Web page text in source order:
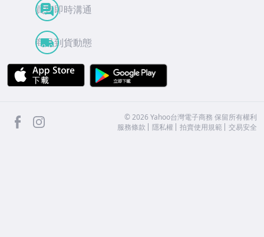
買賣即時溝通
商品到貨動態
APP Store
facebook ©2026 Yahoo台灣電子商務 保留所有權利
服務條款
隱私權 拍賣使用規範 交易安全